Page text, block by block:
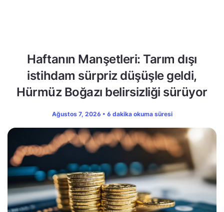
Haftanın Manşetleri: Tarım dışı
istihdam sürpriz düşüşle geldi,
Hürmüz Boğazı belirsizliği sürüyor
Ağustos 7, 2026 • 6 dakika okuma süresi